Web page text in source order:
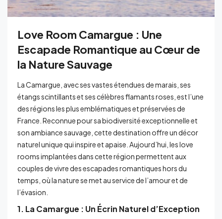
Love Room Camargue : Une
Escapade Romantique au Cœur de
la Nature Sauvage
La Camargue, avec ses vastes étendues de marais, ses
étangs scintillants et ses célèbres flamants roses, est l’une
des régions les plus emblématiques et préservées de
France. Reconnue pour sa biodiversité exceptionnelle et
son ambiance sauvage, cette destination offre un décor
naturel unique qui inspire et apaise. Aujourd’hui, les love
rooms implantées dans cette région permettent aux
couples de vivre des escapades romantiques hors du
temps, où la nature se met au service de l’amour et de
l’évasion.
1. La Camargue : Un Écrin Naturel d’Exception